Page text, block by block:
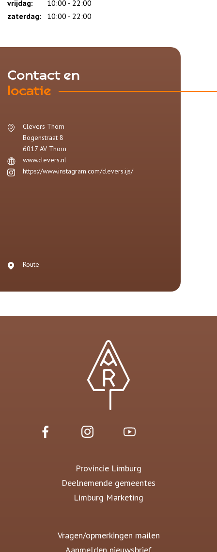
vrijdag:
10:00 - 22:00
zaterdag:
10:00 - 22:00
Contact en
locatie
Clevers Thorn
Bogenstraat 8
6017 AV Thorn
www.clevers.nl
https://www.instagram.com/clevers.ijs/
Route
Provincie Limburg
Deelnemende gemeentes
Limburg Marketing
Vragen/opmerkingen mailen